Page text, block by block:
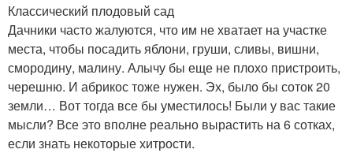
Классический плодовый сад
Дачники часто жалуются, что им не хватает на участке
места, чтобы посадить яблони, груши, сливы, вишни,
смородину, малину. Алычу бы еще не плохо пристроить,
черешню. И абрикос тоже нужен. Эх, было бы соток 20
земли… Вот тогда все бы уместилось! Были у вас такие
мысли? Все это вполне реально вырастить на 6 сотках,
если знать некоторые хитрости.